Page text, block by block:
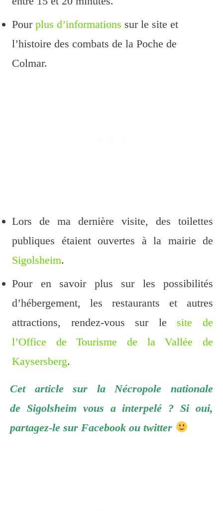
Pour plus d’informations sur le site et
l’histoire des combats de la Poche de
Colmar.
Lors de ma dernière visite, des toilettes
publiques étaient ouvertes à la mairie de
Sigolsheim.
Pour en savoir plus sur les possibilités
d’hébergement, les restaurants et autres
attractions, rendez-vous sur le site de
l’Office de Tourisme de la Vallée de
Kaysersberg.
Cet article sur la Nécropole nationale
de Sigolsheim vous a interpelé ? Si oui,
partagez-le sur Facebook ou twitter